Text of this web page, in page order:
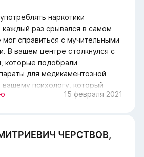
наркотики
каждый раз срывался в самом
мог справиться с мучительными
В вашем центре столкнулся с
которые подобрали
для медикаментозной
психологу, который
15 февраля 2021
ЧЕРСТВОВ,